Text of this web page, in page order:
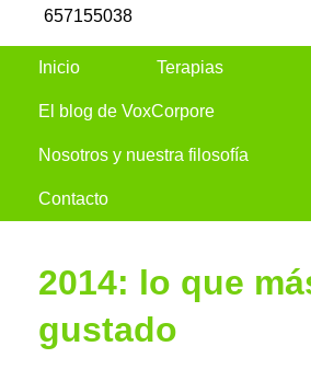
657155038
Inicio Terapias
El blog de VoxCorpore
Nosotros y nuestra filosofía
Contacto
2014: lo que
gustado